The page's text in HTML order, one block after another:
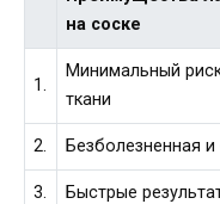
на соске
1.
Минимальный
ткани
2. Безболезненная
3. Быстрые